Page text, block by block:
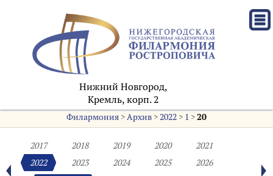
Нижний Новгород,
Кремль, корп. 2
Филармония>Архив>2022> 1 >20
2017 2018 2019 2020
2021
2022
2023 2024 2025
2026